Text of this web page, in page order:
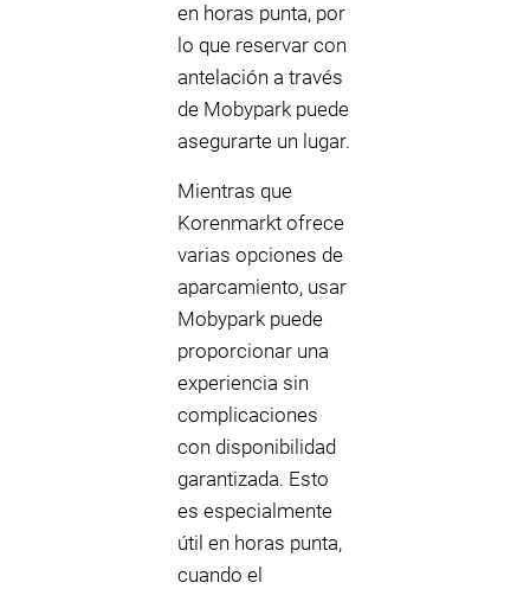
en horas punta, por
lo que reservar con
antelación a través
de Mobypark puede
asegurarte un lugar.
Mientras que
Korenmarkt ofrece
varias opciones de
aparcamiento, usar
Mobypark puede
proporcionar una
experiencia sin
complicaciones
con disponibilidad
garantizada. Esto
es especialmente
útil en horas punta,
cuando el